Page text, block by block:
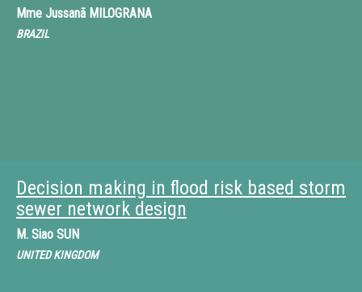
Mme Jussanã MILOGRANA
BRAZIL
Decision making in flood risk based storm
sewer network design
M. Siao SUN
UNITED KINGDOM